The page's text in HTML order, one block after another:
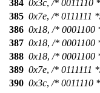
384 0x3c, /* 0011110
385 0x7e, /* 0111111
386 0x18, /* 0001100
387 0x18, /* 0001100
388 0x18, /* 0001100
389 0x7e, /* 0111111
390 0x3c, /* 0011110